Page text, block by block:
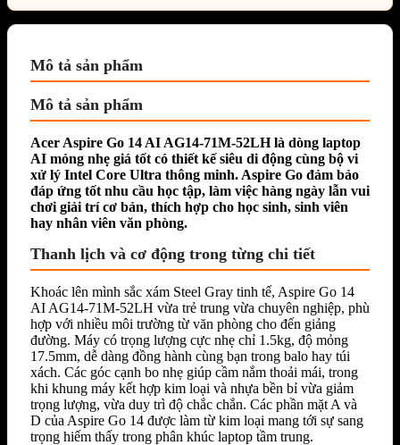
Mô tả sản phẩm
Mô tả sản phẩm
Acer Aspire Go 14 AI AG14-71M-52LHlà dòng laptop
AI mỏng nhẹ giá tốt có thiết kế siêu di động cùng bộ vi
xử lý Intel Core Ultra thông minh. Aspire Go đảm bảo
đáp ứng tốt nhu cầu học tập, làm việc hàng ngày lẫn vui
chơi giải trí cơ bản, thích hợp cho học sinh, sinh viên
hay nhân viên văn phòng.
Thanh lịch và cơ động trong từng chi tiết
Khoác lên mình sắc xám Steel Gray tinh tế, Aspire Go 14
AI AG14-71M-52LH vừa trẻ trung vừa chuyên nghiệp, phù
hợp với nhiều môi trường từ văn phòng cho đến giảng
đường. Máy có trọng lượng cực nhẹ chỉ 1.5kg, độ mỏng
17.5mm, dễ dàng đồng hành cùng bạn trong balo hay túi
xách. Các góc cạnh bo nhẹ giúp cầm nắm thoải mái, trong
khi khung máy kết hợp kim loại và nhựa bền bỉ vừa giảm
trọng lượng, vừa duy trì độ chắc chắn. Các phần mặt A và
D của Aspire Go 14 được làm từ kim loại mang tới sự sang
trọng hiếm thấy trong phân khúc laptop tầm trung.